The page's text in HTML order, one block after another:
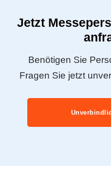
Jetzt
Benötigen Sie
Fragen Sie jetzt